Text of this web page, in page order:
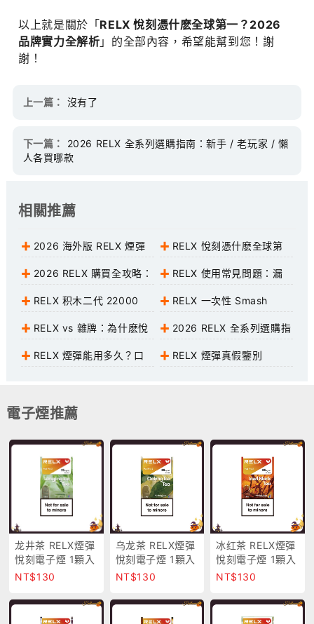
以上就是關於「RELX 悅刻憑什麽全球第一？2026
品牌實力全解析 」的全部內容，希望能幫到您！謝
謝！
上一篇： 沒有了
下一篇：
2026 RELX 全系列選購指南：新手 / 老玩家 / 懶
人各買哪款
相關推薦
2026 海外版 RELX 煙彈
口味 TOP10：不踩雷清單，
閉眼入
RELX 悅刻憑什麽全球第
一？2026 品牌實力全解析
2026 RELX 購買全攻略：
渠道 / 價格 / 避坑 / 新手禮
包
RELX 使用常見問題：漏
油、糊芯、不出煙，一次搞定
RELX 积木二代 22000
口：2026 最强一次性，重度
用户福音
RELX 一次性 Smash
12000 口深度實測：超長口
數，懶人首選
RELX vs 雜牌：為什麽悅
刻更安全、更好抽？
2026 RELX 全系列選購指
南：新手 / 老玩家 / 懶人各
買哪款
RELX 煙彈能用多久？口
RELX 煙彈真假鑒別
電子煙推薦
龙井茶 RELX煙彈
悅刻電子煙 1顆入
正品現貨 超商取
NT$130
乌龙茶 RELX煙彈
悅刻電子煙 1顆入
正品現貨 超商取
NT$130
冰红茶 RELX煙彈
悅刻電子煙 1顆入
正品現貨 超商取
NT$130